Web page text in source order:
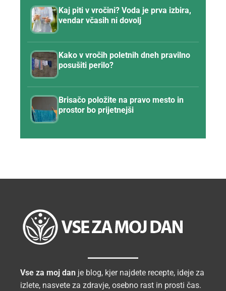
Kaj piti v vročini? Voda je prva izbira,
vendar včasih ni dovolj
Kako v vročih poletnih dneh pravilno
posušiti perilo?
Brisačo položite na pravo mesto in
prostor bo prijetnejši
Vse za moj dan je blog, kjer najdete recepte, ideje za
izlete, nasvete za zdravje, osebno rast in prosti čas.